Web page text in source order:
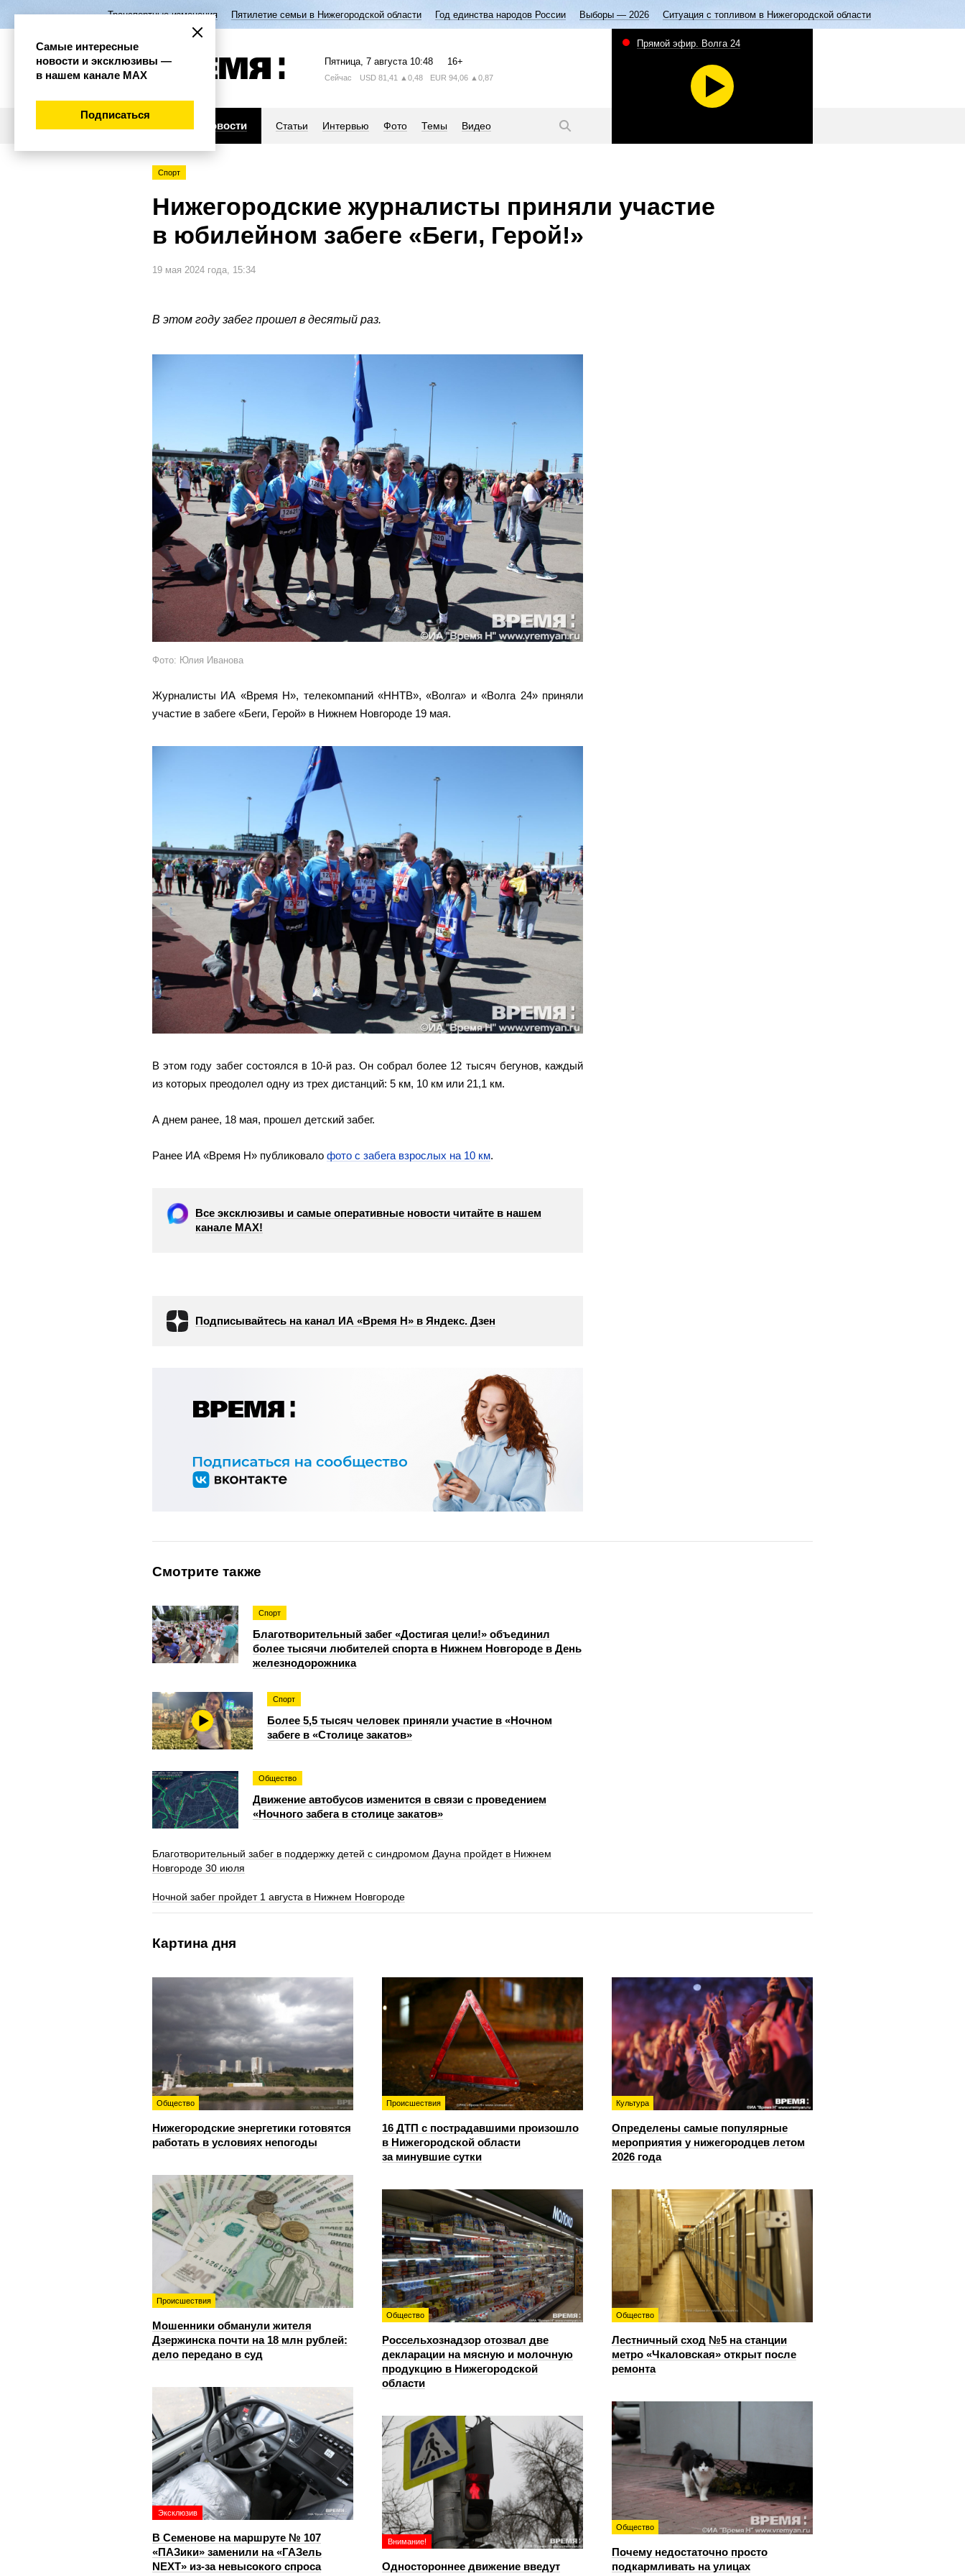
Транспортные изменения Пятилетие семьи в Нижегородской области Год единства народов России Выборы — 2026 Ситуация с топливом в Нижегородской области
Пятница, 7 августа 10:48 16+
Сейчас USD 81,41 ▲0,48 EUR 94,06 ▲0,87
Новости Статьи Интервью Фото Темы Видео
Прямой эфир. Волга 24
Спорт
Нижегородские журналисты приняли участие
в юбилейном забеге «Беги, Герой!»
19 мая 2024 года, 15:34
В этом году забег прошел в десятый раз.
Фото: Юлия Иванова
Журналисты ИА «Время Н», телекомпаний «ННТВ», «Волга» и «Волга 24» приняли
участие в забеге «Беги, Герой» в Нижнем Новгороде 19 мая.
В этом году забег состоялся в 10-й раз. Он собрал более 12 тысяч бегунов, каждый
из которых преодолел одну из трех дистанций: 5 км, 10 км или 21,1 км.
А днем ранее, 18 мая, прошел детский забег.
Ранее ИА «Время Н» публиковало фото с забега взрослых на 10 км.
Все эксклюзивы и самые оперативные новости читайте в нашем
канале МАХ!
Подписывайтесь на канал ИА «Время Н» в Яндекс. Дзен
Смотрите также
Спорт
Благотворительный забег «Достигая цели!» объединил
более тысячи любителей спорта в Нижнем Новгороде в День
железнодорожника
Спорт
Более 5,5 тысяч человек приняли участие в «Ночном
забеге в «Столице закатов»
Общество
Движение автобусов изменится в связи с проведением
«Ночного забега в столице закатов»
Благотворительный забег в поддержку детей с синдромом Дауна пройдет в Нижнем
Новгороде 30 июля
Ночной забег пройдет 1 августа в Нижнем Новгороде
Картина дня
Общество
Нижегородские энергетики готовятся
работать в условиях непогоды
Происшествия
16 ДТП с пострадавшими произошло
в Нижегородской области
за минувшие сутки
Культура
Определены самые популярные
мероприятия у нижегородцев летом
2026 года
Происшествия
Мошенники обманули жителя
Дзержинска почти на 18 млн рублей:
дело передано в суд
Общество
Россельхознадзор отозвал две
декларации на мясную и молочную
продукцию в Нижегородской
области
Общество
Лестничный сход №5 на станции
метро «Чкаловская» открыт после
ремонта
Эксклюзив
В Семенове на маршруте № 107
«ПАЗики» заменили на «ГАЗель
NEXT» из‑за невысокого спроса
Общество
Почему недостаточно просто
подкармливать на улицах
Внимание!
Одностороннее движение введут
Самые интересные
новости и эксклюзивы —
в нашем канале МАХ
Подписаться